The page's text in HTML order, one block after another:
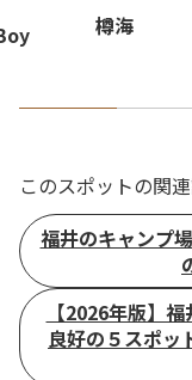
樽海
このスポットの関
福井のキャンプ
【2026年版】
良好の５スポッ